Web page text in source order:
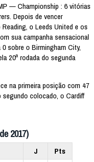
— Championship : 6 vitórias
Depois de vencer
o Leeds United e os
sua campanha sensacional
sobre o Birmingham City,
20ª rodada do segunda
na primeira posição com 47
colocado, o Cardiff
2017)
J
Pts